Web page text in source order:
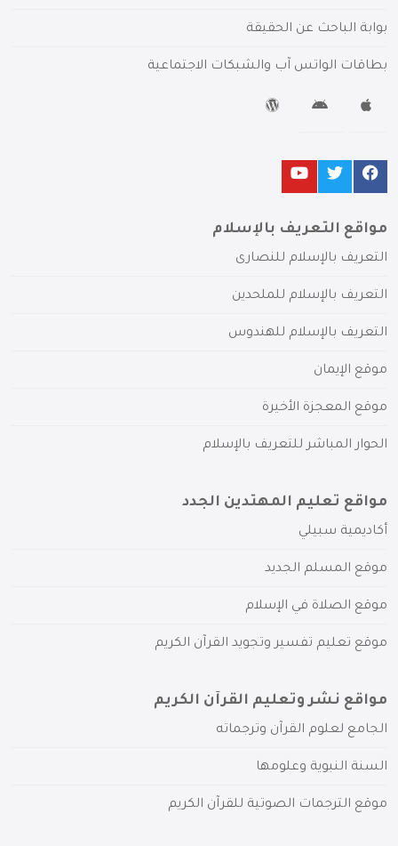
بوابة الباحث عن الحقيقة
بطاقات الواتس آب والشبكات الاجتماعية
مواقع التعريف بالإسلام
التعريف بالإسلام للنصارى
التعريف بالإسلام للملحدين
التعريف بالإسلام للهندوس
موقع الإيمان
موقع المعجزة الأخيرة
الحوار المباشر للتعريف بالإسلام
مواقع تعليم المهتدين الجدد
أكاديمية سبيلي
موقع المسلم الجديد
موقع الصلاة في الإسلام
موقع تعليم تفسير وتجويد القرآن الكريم
مواقع نشر وتعليم القرآن الكريم
الجامع لعلوم القرآن وترجماته
السنة النبوية وعلومها
موقع الترجمات الصوتية للقرآن الكريم